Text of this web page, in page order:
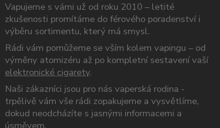
Vapujeme s vámi už od roku 2010 – letité
zkušenosti promítáme do férového poradenství i
výběru sortimentu, který má smysl.
Rádi vám pomůžeme se vším kolem vapingu – od
výměny atomizéru až po kompletní sestavení vaší
elektronické cigarety.
Naši zákazníci jsou pro nás vaperská rodina -
trpělivě vám vše rádi zopakujeme a vysvětlíme,
dokud neodcházíte s jasnými informacemi a
úsměvem.